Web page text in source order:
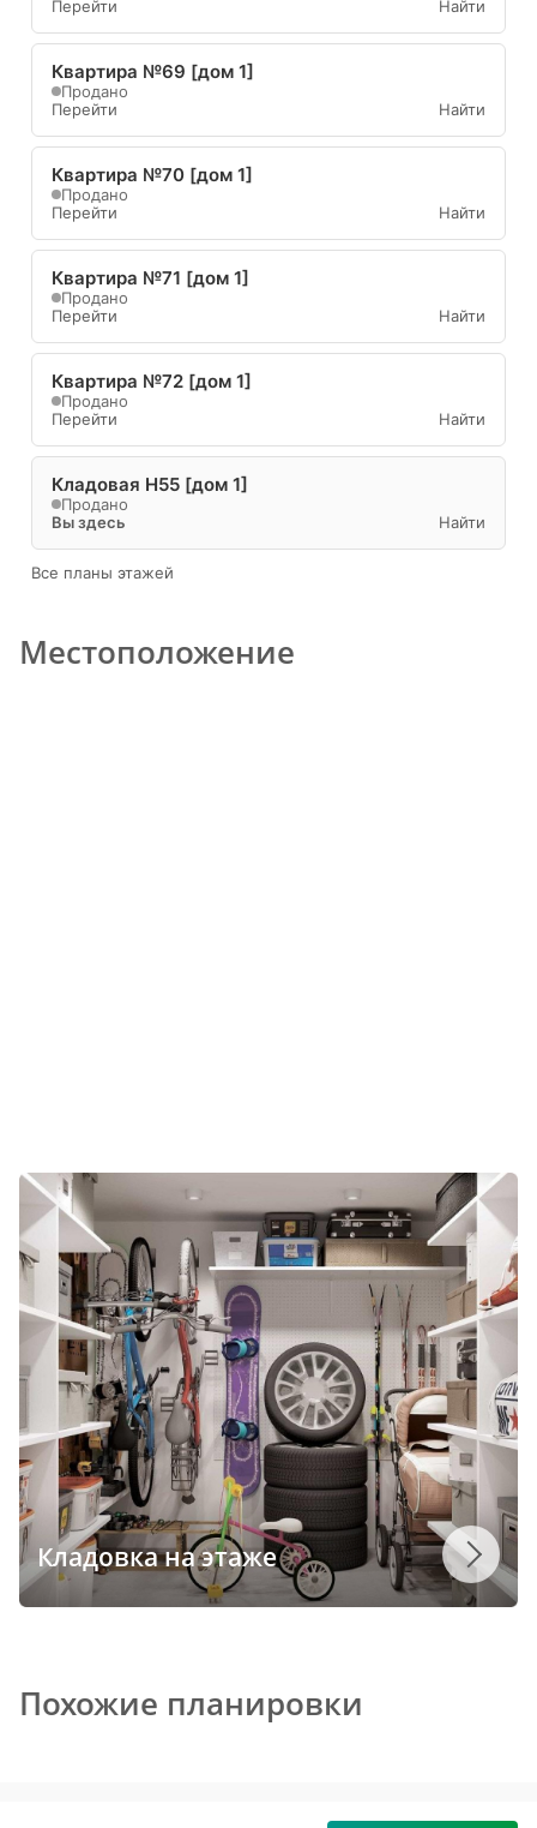
Перейти Найти
Квартира №69 [дом 1]
Продано
Перейти
Найти
Квартира №70 [дом 1]
Продано
Перейти
Найти
Квартира №71 [дом 1]
Продано
Перейти
Найти
Квартира №72 [дом 1]
Продано
Перейти
Найти
Кладовая Н55 [дом 1]
Продано
Вы здесь
Найти
Все планы этажей
Местоположение
Кладовка на этаже
Похожие планировки